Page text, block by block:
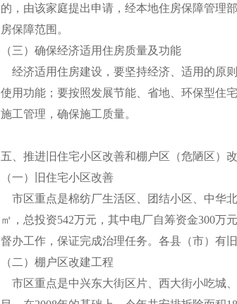
的，由该家庭提出申请，经本地住房保障管理
房保障范围。
（三）确保经济适用住房质量及功能
经济适用住房建设，要坚持经济、适用的原
使用功能；要按照发展节能、省地、环保型住
施工管理，确保施工质量。
五、推进旧住宅小区改善和棚户区（危陋区）
（一）旧住宅小区改善
市区重点是棉纺厂生活区、团结小区、中华
㎡，总投资542万元，其中电厂自筹资金300万
督办工作，保证完成治理任务。各县（市）有
（二）棚户区改建工程
市区重点是中兴东大街区片、西大街小吃城